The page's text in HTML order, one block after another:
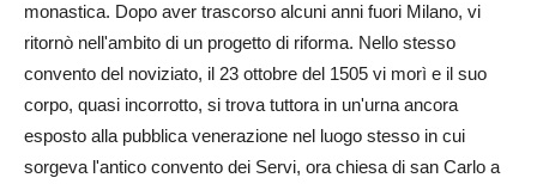
monastica. Dopo aver trascorso alcuni anni fuori Milano, vi
ritornò nell'ambito di un progetto di riforma. Nello stesso
convento del noviziato, il 23 ottobre del 1505 vi morì e il suo
corpo, quasi incorrotto, si trova tuttora in un'urna ancora
esposto alla pubblica venerazione nel luogo stesso in cui
sorgeva l'antico convento dei Servi, ora chiesa di san Carlo a